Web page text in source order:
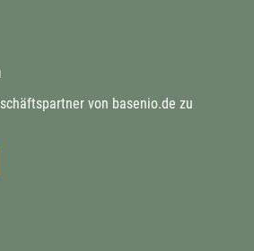
Fenster
von basenio.de zu